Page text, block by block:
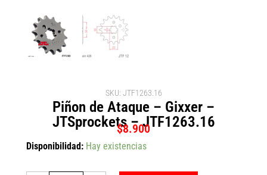
SKU: JTF1263.16
Piñon de Ataque – Gixxer –
JTSprockets – JTF1263.16
$8.900
Disponibilidad: Hay existencias
Piñon